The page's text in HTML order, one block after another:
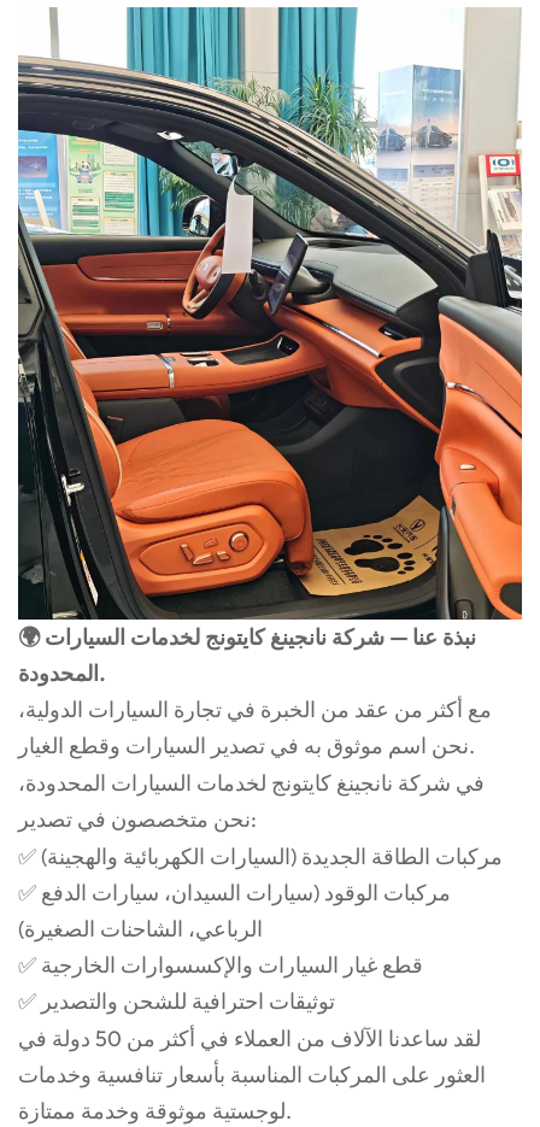
🌍 نبذة عنا — شركة نانجينغ كايتونج لخدمات السيارات
المحدودة.
مع أكثر من عقد من الخبرة في تجارة السيارات الدولية،
نحن اسم موثوق به في تصدير السيارات وقطع الغيار.
في شركة نانجينغ كايتونج لخدمات السيارات المحدودة،
نحن متخصصون في تصدير:
✅
مركبات الطاقة الجديدة (السيارات الكهربائية والهجينة)
✅
مركبات الوقود (سيارات السيدان، سيارات الدفع
الرباعي، الشاحنات الصغيرة)
✅ قطع غيار السيارات والإكسسوارات الخارجية
✅ توثيقات احترافية للشحن والتصدير
لقد ساعدنا الآلاف من العملاء في أكثر من 50 دولة في
العثور على المركبات المناسبة بأسعار تنافسية وخدمات
لوجستية موثوقة وخدمة ممتازة.